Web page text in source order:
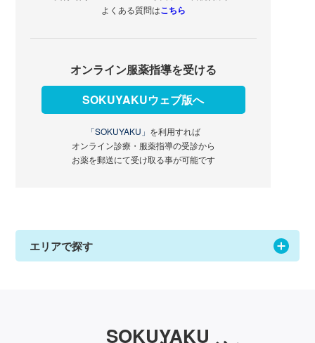
よくある質問はこちら
オンライン服薬指導を受ける
SOKUYAKUウェブ版へ
「SOKUYAKU」 を利用すれば
オンライン診療・服薬指導の受診から
お薬を郵送にて受け取る事が可能です
エリアで探す
SOKUYAKU